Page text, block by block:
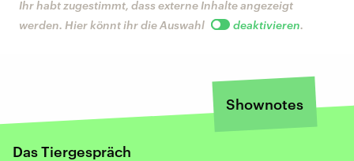
Ihr habt zugestimmt, dass externe Inhalte angezeigt
werden. Hier könnt ihr die Auswahl
deaktivieren.
Shownotes
Das Tiergespräch